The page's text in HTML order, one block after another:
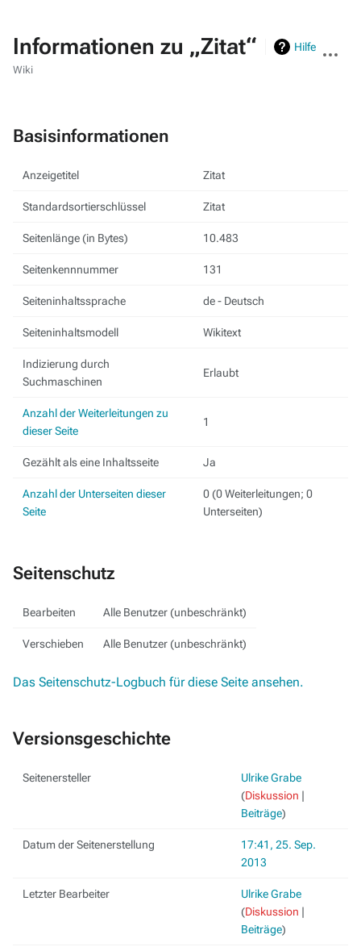
Informationen zu „Zitat“ Hilfe
Wiki
Weitere
Aktionen
Basisinformationen
Anzeigetitel Zitat
Standardsortierschlüssel Zitat
Seitenlänge (in Bytes) 10.483
Seitenkennnummer 131
Seiteninhaltssprache de - Deutsch
Seiteninhaltsmodell Wikitext
Indizierung durch
Suchmaschinen
Erlaubt
Anzahl der Weiterleitungen zu
dieser Seite
1
Gezählt als eine Inhaltsseite Ja
Anzahl der Unterseiten dieser
Seite
0 (0 Weiterleitungen; 0
Unterseiten)
Seitenschutz
Bearbeiten Alle Benutzer (unbeschränkt)
Verschieben Alle Benutzer (unbeschränkt)
Das Seitenschutz-Logbuch für diese Seite ansehen.
Versionsgeschichte
Seitenersteller
Ulrike Grabe
(Diskussion |
Beiträge)
Datum der Seitenerstellung
17:41, 25. Sep.
2013
Letzter Bearbeiter
Ulrike Grabe
(Diskussion |
Beiträge)